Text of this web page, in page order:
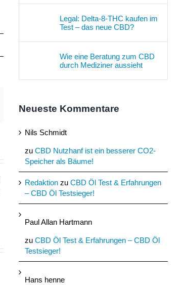
Legal: Delta-8-THC kaufen im
Test – das neue CBD?
Wie eine Beratung zum CBD
durch Mediziner aussieht
Neueste Kommentare
Nils Schmidt
zu CBD Nutzhanf ist ein besserer CO2-
Speicher als Bäume!
Redaktion zu CBD Öl Test & Erfahrungen
– CBD Öl Testsieger!
Paul Allan Hartmann
zu CBD Öl Test & Erfahrungen – CBD Öl
Testsieger!
Hans henne